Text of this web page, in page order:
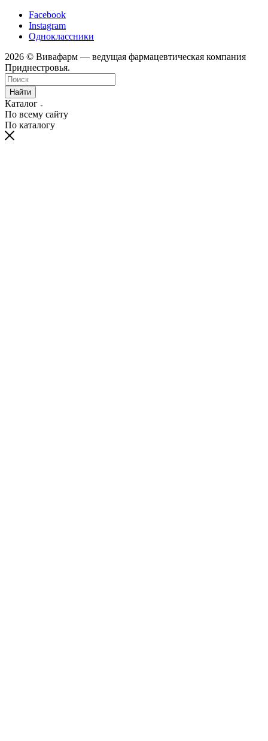
Facebook
Instagram
Одноклассники
2026 © Вивафарм — ведущая фармацевтическая компания
Приднестровья.
Найти
Каталог
По всему сайту
По каталогу